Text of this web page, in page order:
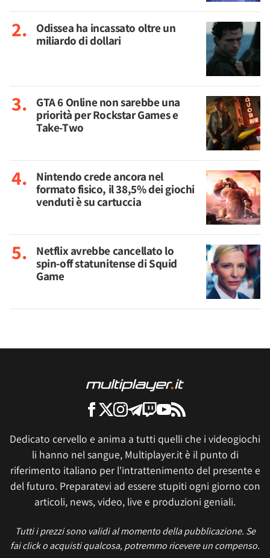
Odissea ha incassato oltre un
miliardo di dollari
GTA 6 Online non sarebbe una
priorità per Rockstar Games e
Take-Two
Nintendo crede ancora nel
formato fisico, il 38,5% dei giochi
venduti è su cartuccia
Netflix avrebbe cancellato lo
spin-off statunitense di Squid
Game
Dedicato cervello e anima a tutti quelli che i videogiochi
li hanno nel sangue, Multiplayer.it è il punto di
riferimento italiano per l'intrattenimento del presente e
del futuro. Preparatevi ad essere stupiti ogni giorno con
articoli, news, video, live e produzioni geniali.
Tutti i prezzi sono validi al momento della pubblicazione. Se
fai click o acquisti qualcosa, potremmo ricevere un compenso.